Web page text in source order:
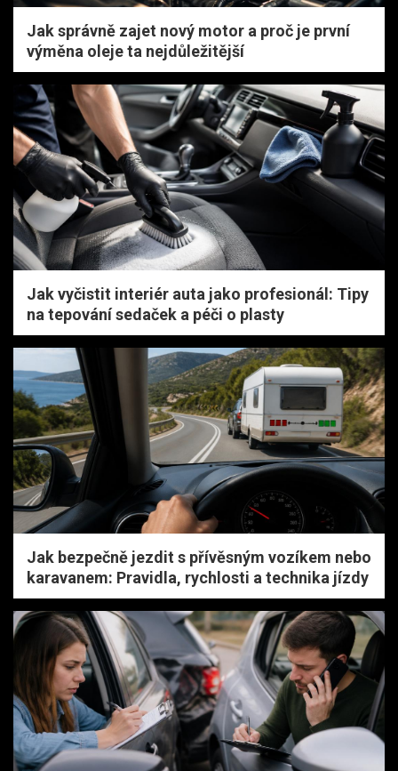
Jak správně zajet nový motor a proč je první
výměna oleje ta nejdůležitější
Jak vyčistit interiér auta jako profesionál: Tipy
na tepování sedaček a péči o plasty
Jak bezpečně jezdit s přívěsným vozíkem nebo
karavanem: Pravidla, rychlosti a technika jízdy